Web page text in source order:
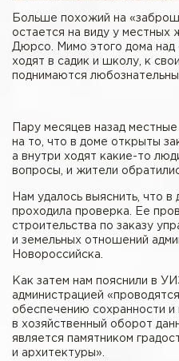
Больше похожий на
остается на виду у местных
Дюрсо. Мимо этого дома
ходят в садик и школу, к
поднимаются
Пару месяцев назад
на то, что в доме открыты
а внутри ходят какие-то
вопросы, и жители
Нам удалось выяснить, что
проходила проверка. Ее
строительства по заказу
и земельных отношений
Новороссийска.
Как затем нам пояснили в
администрацией
обеспечению сохранности и
в хозяйственный оборот
является памятником
и архитектуры».